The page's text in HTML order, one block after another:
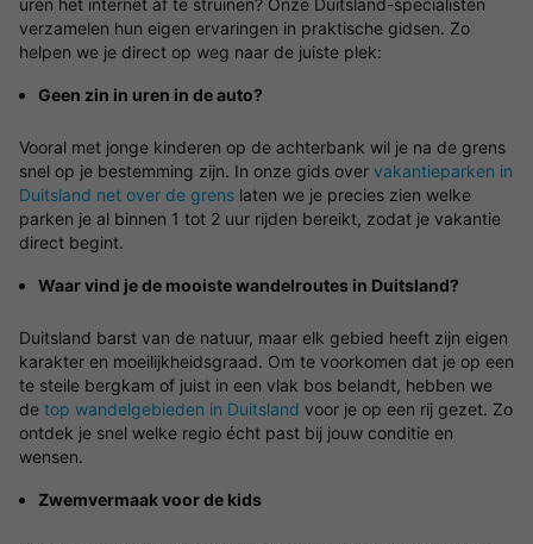
uren het internet af te struinen? Onze Duitsland-specialisten
verzamelen hun eigen ervaringen in praktische gidsen. Zo
helpen we je direct op weg naar de juiste plek:
Geen zin in uren in de auto?
Vooral met jonge kinderen op de achterbank wil je na de grens
snel op je bestemming zijn. In onze gids over vakantieparken in
Duitsland net over de grens laten we je precies zien welke
parken je al binnen 1 tot 2 uur rijden bereikt, zodat je vakantie
direct begint.
Waar vind je de mooiste wandelroutes in Duitsland?
Duitsland barst van de natuur, maar elk gebied heeft zijn eigen
karakter en moeilijkheidsgraad. Om te voorkomen dat je op een
te steile bergkam of juist in een vlak bos belandt, hebben we
de top wandelgebieden in Duitsland voor je op een rij gezet. Zo
ontdek je snel welke regio écht past bij jouw conditie en
wensen.
Zwemvermaak voor de kids